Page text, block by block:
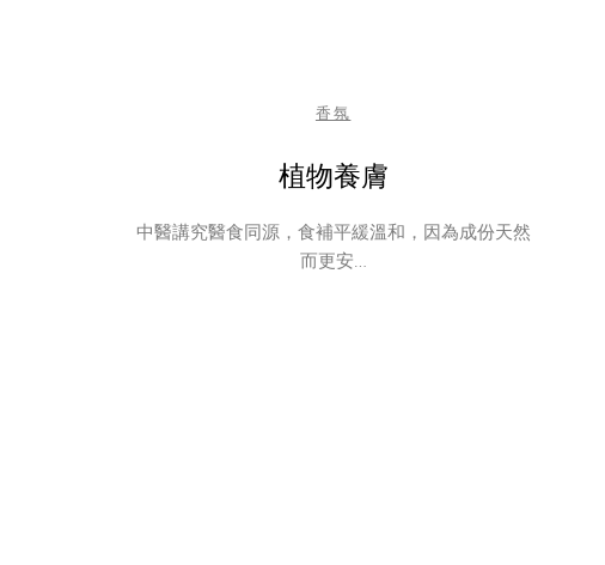
香氛
植物養膚
中醫講究醫食同源，食補平緩溫和，因為成份天然
而更安…